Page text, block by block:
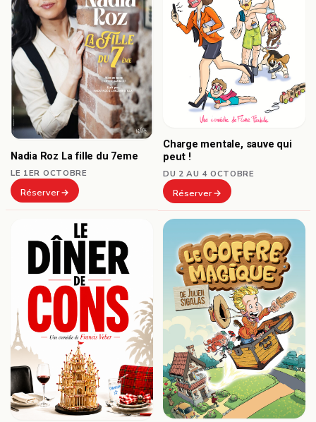
Nadia Roz La fille du 7eme
LE 1ER OCTOBRE
Réserver
Charge mentale, sauve qui
peut !
DU 2 AU 4 OCTOBRE
Réserver